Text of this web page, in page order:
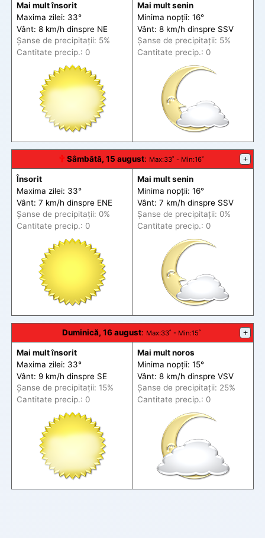
Mai mult însorit
Maxima zilei: 33°
Vânt: 8 km/h dinspre NE
Șanse de precipitații: 5%
Cantitate precip.: 0
Mai mult senin
Minima nopții: 16°
Vânt: 8 km/h dinspre SSV
Șanse de precipitații: 5%
Cantitate precip.: 0
🕆 Sâmbătă, 15 august: Max:33˚ - Min:16˚ +
Însorit
Maxima zilei: 33°
Vânt: 7 km/h dinspre ENE
Șanse de precipitații: 0%
Cantitate precip.: 0
Mai mult senin
Minima nopții: 16°
Vânt: 7 km/h dinspre SSV
Șanse de precipitații: 0%
Cantitate precip.: 0
Duminică, 16 august: Max:33˚ - Min:15˚ +
Mai mult însorit
Maxima zilei: 33°
Vânt: 9 km/h dinspre SE
Șanse de precipitații: 15%
Cantitate precip.: 0
Mai mult noros
Minima nopții: 15°
Vânt: 8 km/h dinspre VSV
Șanse de precipitații: 25%
Cantitate precip.: 0